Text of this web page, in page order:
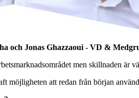
och Jonas Ghazzaoui - VD &
men skillnaden är
möjligheten att redan från början